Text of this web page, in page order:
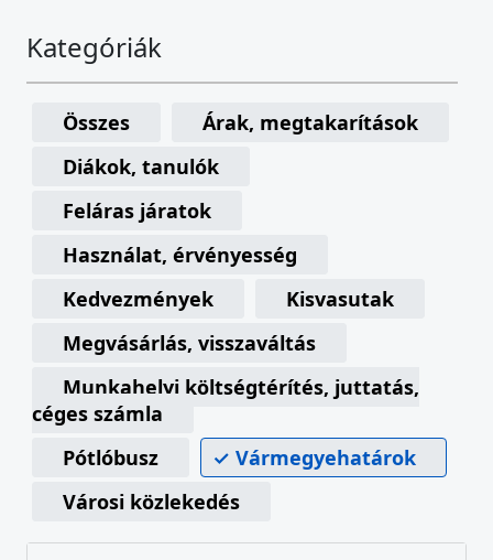
Kategóriák
Összes
Árak, megtakarítások
Diákok, tanulók
Feláras járatok
Használat, érvényesség
Kedvezmények
Kisvasutak
Megvásárlás, visszaváltás
Munkahelyi költségtérítés, juttatás,
céges számla
Pótlóbusz
Vármegyehatárok
Városi közlekedés